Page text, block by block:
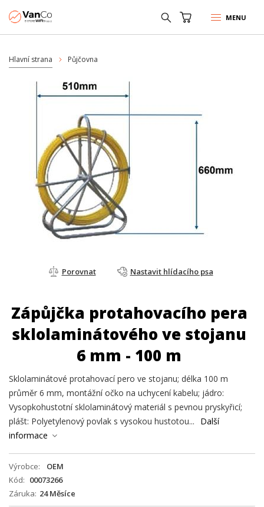
MENU
Hlavní strana Půjčovna
Porovnat Nastavit hlídacího psa
Zápůjčka protahovacího pera
sklolaminátového ve stojanu
6 mm - 100 m
Sklolaminátové protahovací pero ve stojanu; délka 100 m
průměr 6 mm, montážní očko na uchycení kabelu; jádro:
Vysopkohustotní sklolaminátový materiál s pevnou pryskyřicí;
plášt: Polyetylenový povlak s vysokou hustotou...
Další
informace
Výrobce
OEM
Kód
00073266
Záruka 24 Měsíce